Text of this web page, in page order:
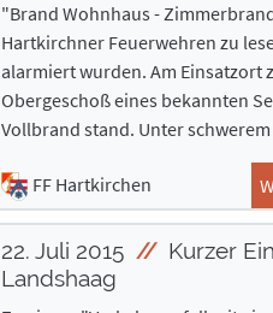
"Brand Wohnhaus -
Hartkirchner Feuerwehren zu
alarmiert wurden. Am Einsatzort
Obergeschoß eines bekannten
Vollbrand stand. Unter schwerem
FF Hartkirchen
22. Juli 2015
Kurzer
Landshaag